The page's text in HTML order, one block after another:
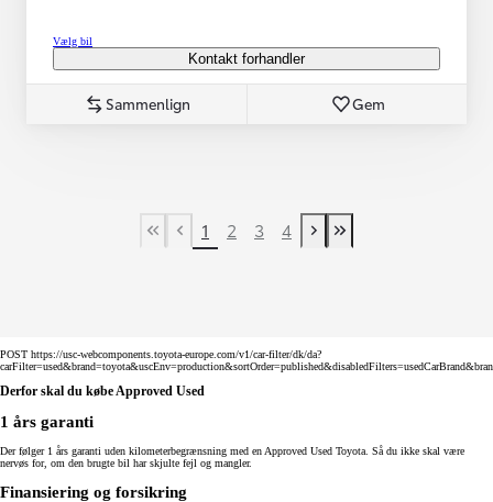
Vælg bil
Kontakt forhandler
Sammenlign Gem
First Page
Tidligere side
1 2 3 4
Næste side
Last Page
POST https://usc-webcomponents.toyota-europe.com/v1/car-filter/dk/da?
Derfor skal du købe Approved Used
1 års garanti
Der følger 1 års garanti uden kilometerbegrænsning med en Approved Used Toyota. Så du ikke skal være
nervøs for, om den brugte bil har skjulte fejl og mangler.
Finansiering og forsikring